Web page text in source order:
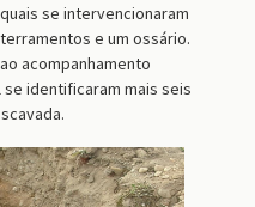
se intervencionaram
e um ossário.
acompanhamento
identificaram mais seis